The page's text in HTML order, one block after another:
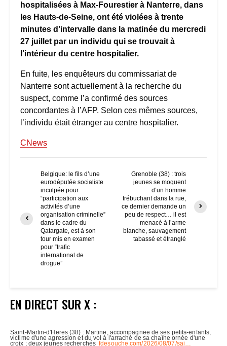
hospitalisées à Max-Fourestier à Nanterre, dans
les Hauts-de-Seine, ont été violées à trente
minutes d’intervalle dans la matinée du mercredi
27 juillet par un individu qui se trouvait à
l’intérieur du centre hospitalier.
En fuite, les enquêteurs du commissariat de
Nanterre sont actuellement à la recherche du
suspect, comme l’a confirmé des sources
concordantes à l’AFP. Selon ces mêmes sources,
l’individu était étranger au centre hospitalier.
CNews
Belgique: le fils d’une
eurodéputée socialiste
inculpée pour
“participation aux
activités d’une
organisation criminelle”
dans le cadre du
Qatargate, est à son
tour mis en examen
pour “trafic
international de
drogue”
Grenoble (38) : trois
jeunes se moquent
d’un homme
trébuchant dans la rue,
ce dernier demande un
peu de respect… il est
menacé à l’arme
blanche, sauvagement
tabassé et étranglé
EN DIRECT SUR X :